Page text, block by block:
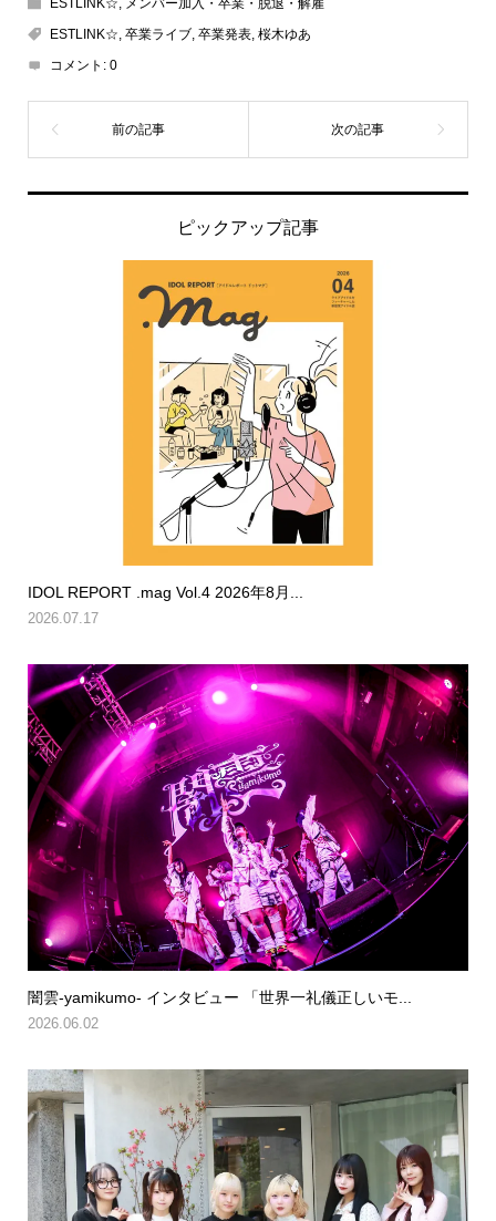
ESTLINK☆ 卒業ライブ, 卒業発表, 桜木ゆあ
コメント: 0
ピックアップ記事
IDOL REPORT .mag Vol.4 2026年8月...
2026.07.17
闇雲-yamikumo- インタビュー 「世界一礼儀正しいモ...
2026.06.02